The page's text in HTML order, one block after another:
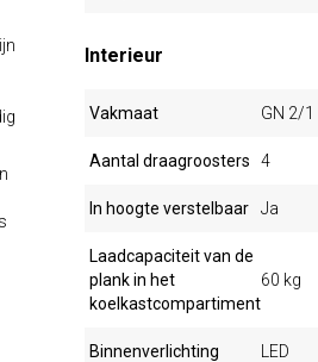
Interieur
Vakmaat GN 2/1
Aantal draagroosters 4
In hoogte verstelbaar Ja
Laadcapaciteit van de
plank in het
koelkastcompartiment
60 kg
Binnenverlichting LED